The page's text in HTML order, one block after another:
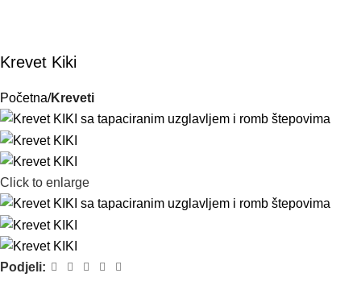
Krevet Kiki
Početna Kreveti
Click to enlarge
Podjeli: